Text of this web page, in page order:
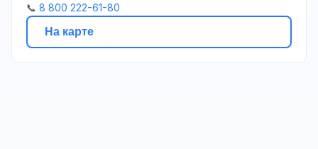
📞 8 800 222-61-80
На карте